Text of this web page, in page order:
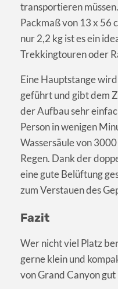
transportieren
Packmaß von 13 x 56
nur 2,2 kg ist es ein
Trekkingtouren oder
Eine Hauptstange
geführt und gibt dem
der Aufbau sehr
Person in wenigen
Wassersäule von
Regen. Dank der
eine gute Belüftung
zum Verstauen des
Fazit
Wer nicht viel Platz
gerne klein und
von Grand Canyon